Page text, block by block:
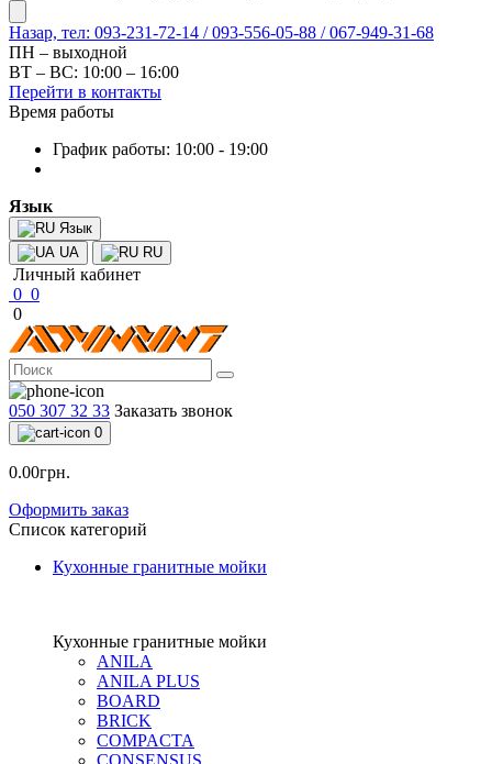
Назар, тел: 093-231-72-14 / 093-556-05-88 / 067-949-31-68
ПН – выходной
ВТ – ВС: 10:00 – 16:00
Перейти в контакты
Время работы
График работы: 10:00 - 19:00
Язык
Язык
UA
RU
Личный кабинет
0 0
0
050 307 32 33 Заказать звонок
0
0.00грн.
Оформить заказ
Список категорий
Кухонные гранитные мойки
Кухонные гранитные мойки
ANILA
ANILA PLUS
BOARD
BRICK
COMPACTA
CONSENSUS